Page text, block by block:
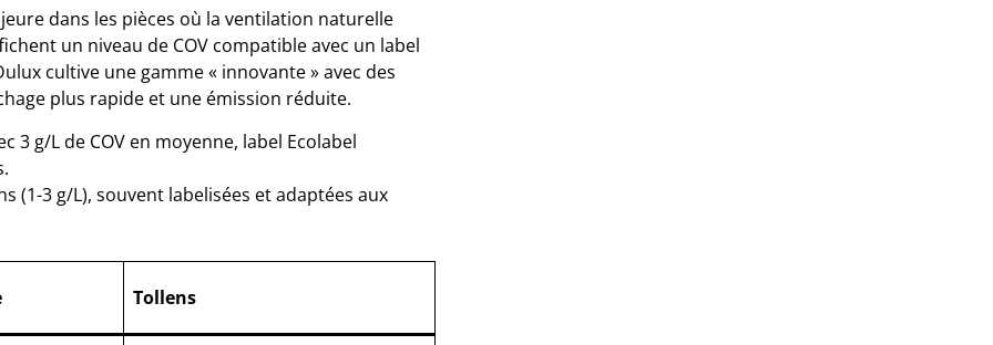
dans les pièces où la ventilation naturelle
un niveau de COV compatible avec un label
cultive une gamme « innovante » avec des
plus rapide et une émission réduite.
3 g/L de COV en moyenne, label Ecolabel
(1-3 g/L), souvent labelisées et adaptées aux
Tollens